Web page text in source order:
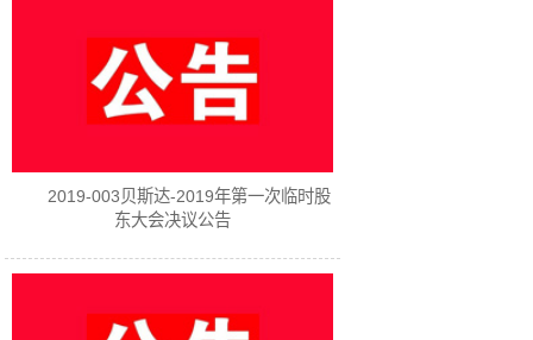
2019-003贝斯达-2019年第一次临时股
东大会决议公告